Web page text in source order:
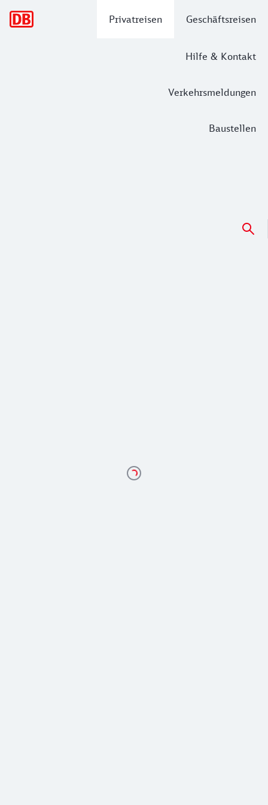
Privatreisen Geschäftsreisen
Hilfe & Kontakt
Verkehrsmeldungen
Baustellen